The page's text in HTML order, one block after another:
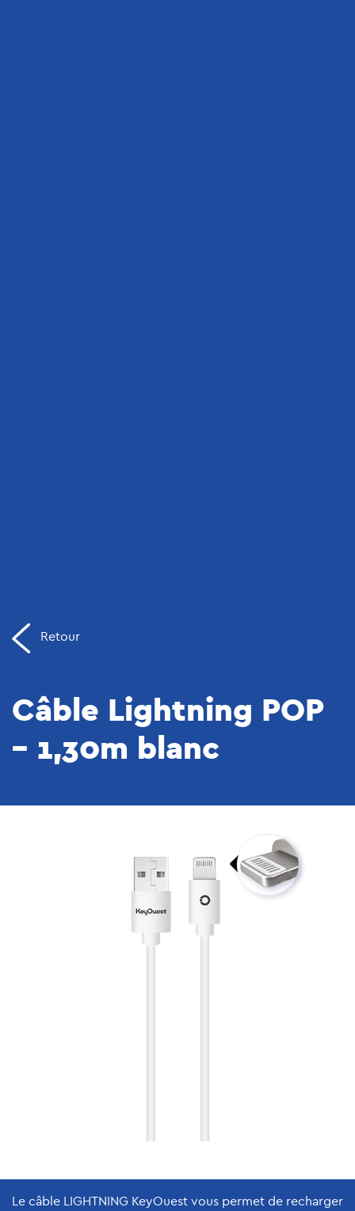
Retour
Câble Lightning POP
– 1,30m blanc
Le câble LIGHTNING KeyOuest vous permet de recharger